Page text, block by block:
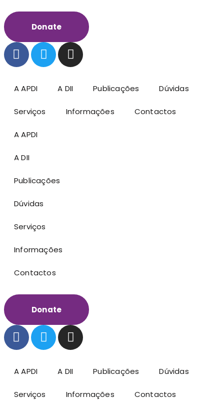
Donate
A APDI A DII Publicações Dúvidas
Serviços Informações Contactos
A APDI
A DII
Publicações
Dúvidas
Serviços
Informações
Contactos
Donate
A APDI A DII Publicações Dúvidas
Serviços Informações Contactos